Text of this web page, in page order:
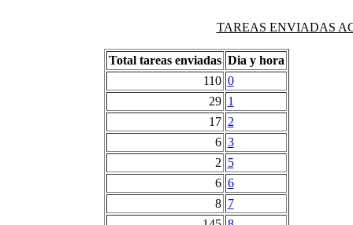
TAREAS ENVIADAS
Total tareas enviadas Dia y hora
110 0
29 1
17 2
6 3
2 5
6 6
8 7